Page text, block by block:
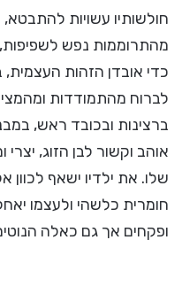
חולשותיו עשויות
מהתרוממות נפש
כדי אובדן הזהות העצמית,
לברוח מהתמודדות
ברצינות ובכובד ראש,
אוהב וקשור לבן הזוג,
שלו. את ילדיו ישאף
חומרית כלשהי ולעצמו
ופקחים אך גם כאלה